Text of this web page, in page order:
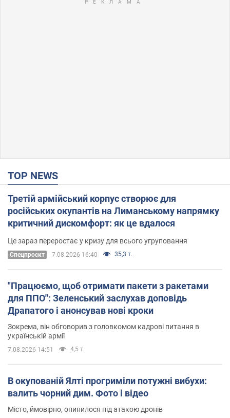
TOP NEWS
Третій армійський корпус створює для
російських окупантів на Лиманському напрямку
критичний дискомфорт: як це вдалося
Це зараз переростає у кризу для всього угруповання
Cпецпроєкт 7.08.2026 16:40 35,3 т.
"Працюємо, щоб отримати пакети з ракетами
для ППО": Зеленський заслухав доповідь
Драпатого і анонсував нові кроки
Зокрема, він обговорив з головкомом кадрові питання в
українській армії
7.08.2026 14:51 4,5 т.
В окупованій Ялті прогриміли потужні вибухи:
валить чорний дим. Фото і відео
Місто, ймовірно, опинилося під атакою дронів